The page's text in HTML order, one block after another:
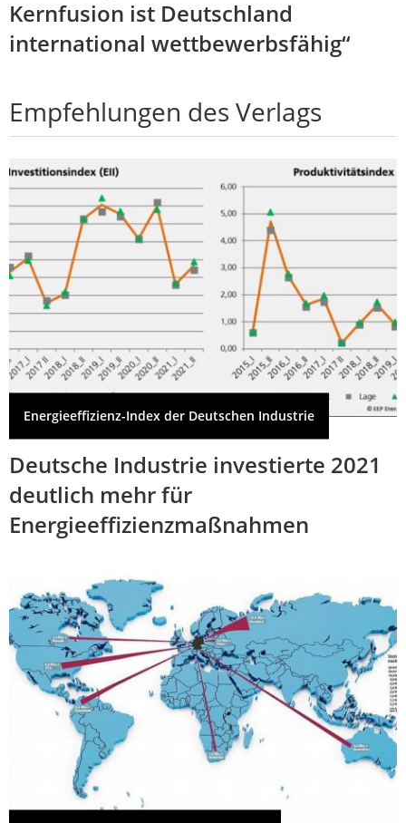
Kernfusion ist Deutschland
international wettbewerbsfähig“
Empfehlungen des Verlags
Energieeffizienz-Index der Deutschen Industrie
Deutsche Industrie investierte 2021
deutlich mehr für
Energieeffizienzmaßnahmen